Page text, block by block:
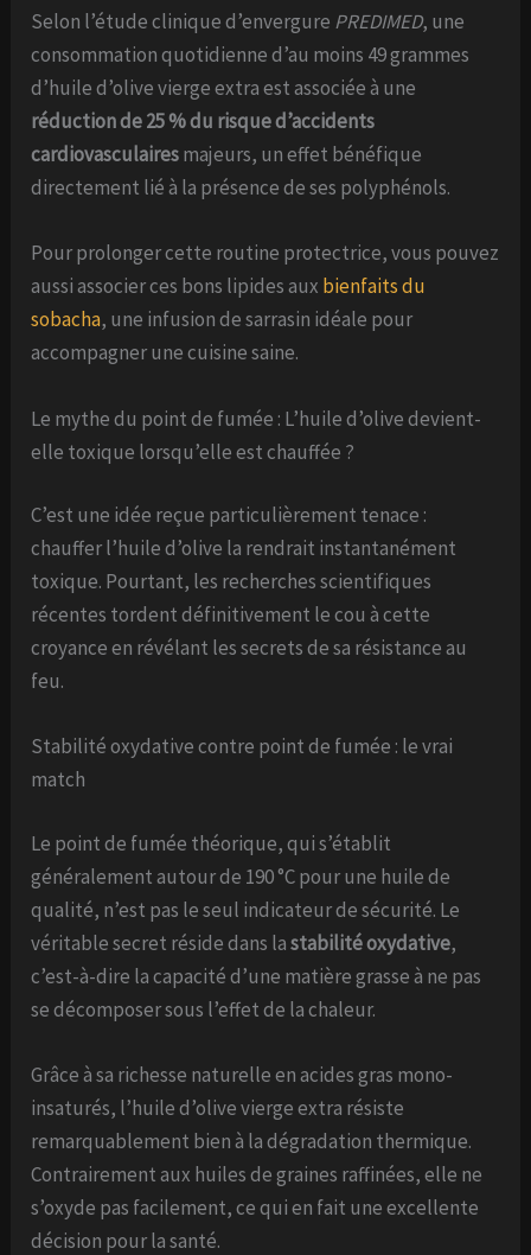
Selon l’étude clinique d’envergure PREDIMED, une
consommation quotidienne d’au moins 49 grammes
d’huile d’olive vierge extra est associée à une
réduction de 25 % du risque d’accidents
cardiovasculairesmajeurs, un effet bénéfique
directement lié à la présence de ses polyphénols.
Pour prolonger cette routine protectrice, vous pouvez
aussi associer ces bons lipides aux bienfaits du
sobacha, une infusion de sarrasin idéale pour
accompagner une cuisine saine.
Le mythe du point de fumée : L’huile d’olive devient-
elle toxique lorsqu’elle est chauffée ?
C’est une idée reçue particulièrement tenace :
chauffer l’huile d’olive la rendrait instantanément
toxique. Pourtant, les recherches scientifiques
récentes tordent définitivement le cou à cette
croyance en révélant les secrets de sa résistance au
feu.
Stabilité oxydative contre point de fumée : le vrai
match
Le point de fumée théorique, qui s’établit
généralement autour de 190 °C pour une huile de
qualité, n’est pas le seul indicateur de sécurité. Le
véritable secret réside dans lastabilité oxydative,
c’est-à-dire la capacité d’une matière grasse à ne pas
se décomposer sous l’effet de la chaleur.
Grâce à sa richesse naturelle en acides gras mono-
insaturés, l’huile d’olive vierge extra résiste
remarquablement bien à la dégradation thermique.
Contrairement aux huiles de graines raffinées, elle ne
s’oxyde pas facilement, ce qui en fait une excellente
décision pour la santé.